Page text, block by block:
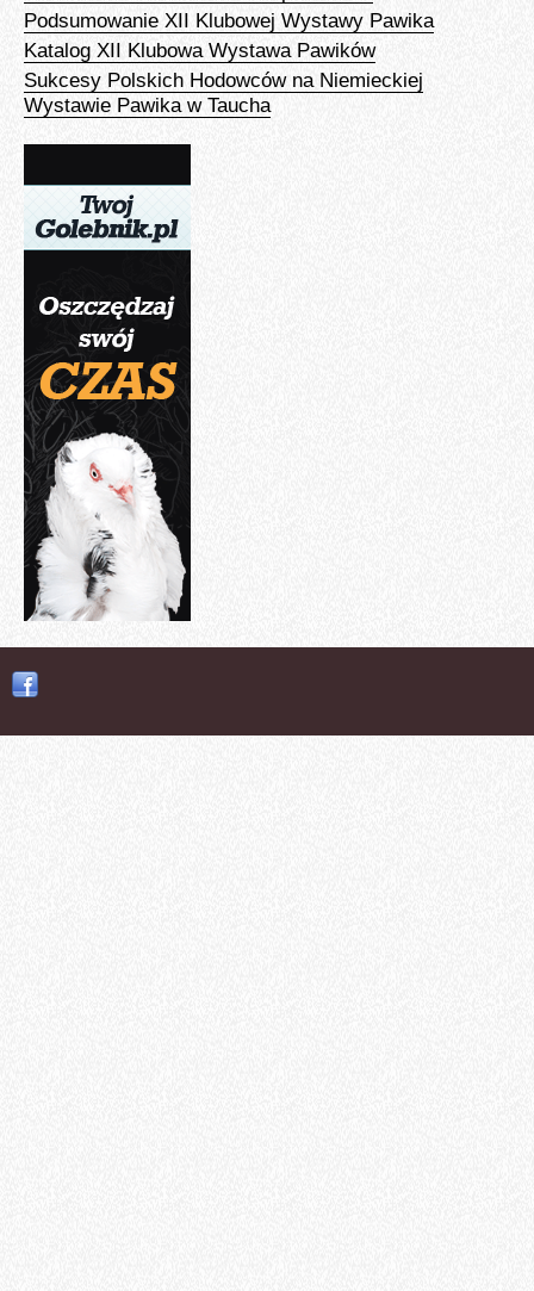
Podsumowanie XII Klubowej Wystawy Pawika
Katalog XII Klubowa Wystawa Pawików
Sukcesy Polskich Hodowców na Niemieckiej
Wystawie Pawika w Taucha